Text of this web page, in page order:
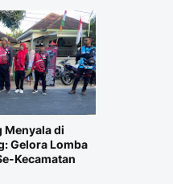
Menyala di
Gelora Lomba
Kecamatan